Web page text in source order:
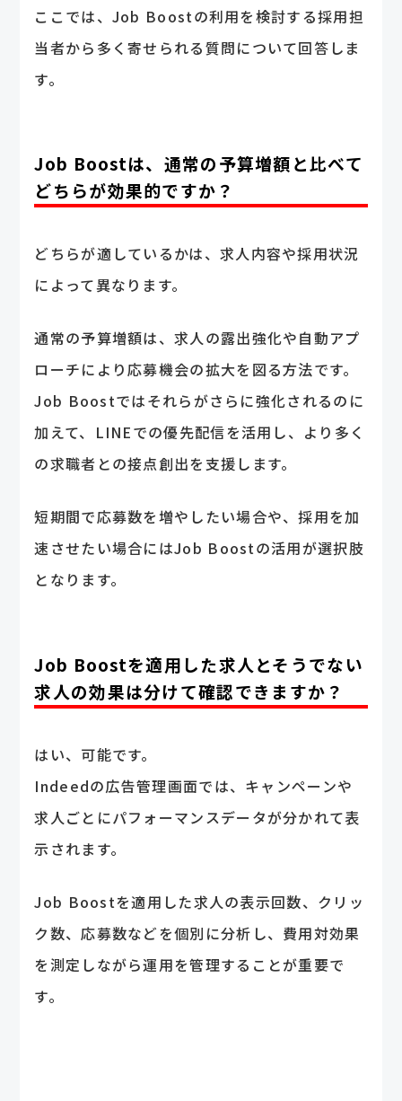
ここでは、Job Boostの利用を検討する採用担
当者から多く寄せられる質問について回答しま
す。
Job Boostは、通常の予算増額と比べて
どちらが効果的ですか？
どちらが適しているかは、求人内容や採用状況
によって異なります。
通常の予算増額は、求人の露出強化や自動アプ
ローチにより応募機会の拡大を図る方法です。
Job Boostではそれらがさらに強化されるのに
加えて、LINEでの優先配信を活用し、より多く
の求職者との接点創出を支援します。
短期間で応募数を増やしたい場合や、採用を加
速させたい場合にはJob Boostの活用が選択肢
となります。
Job Boostを適用した求人とそうでない
求人の効果は分けて確認できますか？
はい、可能です。
Indeedの広告管理画面では、キャンペーンや
求人ごとにパフォーマンスデータが分かれて表
示されます。
Job Boostを適用した求人の表示回数、クリッ
ク数、応募数などを個別に分析し、費用対効果
を測定しながら運用を管理することが重要で
す。